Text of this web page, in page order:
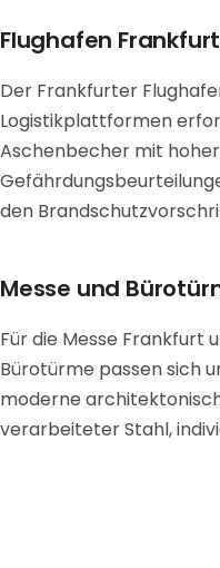
Flughafen
Der Frankfurter
Logistikplattformen
Aschenbecher mit
den
Messe und
Für die Messe Frankfurt
Bürotürme passen sich
moderne
verarbeiteter Stahl,